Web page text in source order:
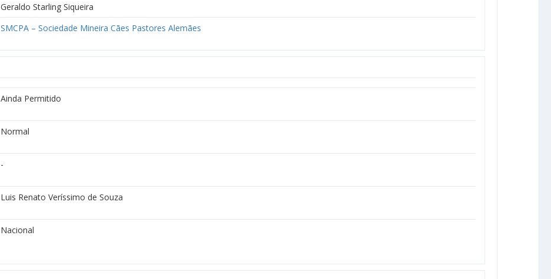
Geraldo Starling Siqueira
SMCPA – Sociedade Mineira Cães Pastores Alemães
Ainda Permitido
Normal
-
Luis Renato Veríssimo de Souza
Nacional